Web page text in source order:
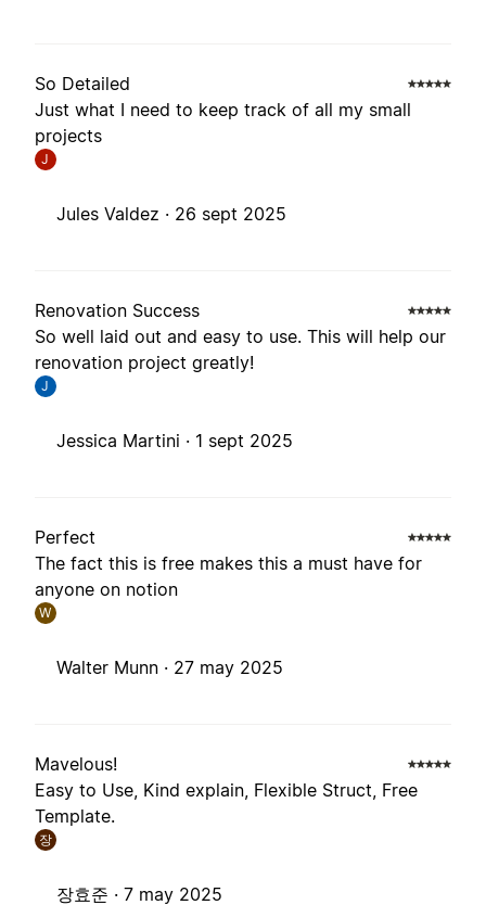
So Detailed
Just what I need to keep track of all my small
projects
J
Jules Valdez · 26 sept 2025
Renovation Success
So well laid out and easy to use. This will help our
renovation project greatly!
J
Jessica Martini · 1 sept 2025
Perfect
The fact this is free makes this a must have for
anyone on notion
W
Walter Munn · 27 may 2025
Mavelous!
Easy to Use, Kind explain, Flexible Struct, Free
Template.
장
장효준 · 7 may 2025